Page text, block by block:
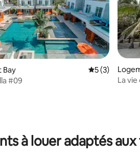
5, 32 commentaires
Bay Note
5 (3)
#09
La
à louer adaptés